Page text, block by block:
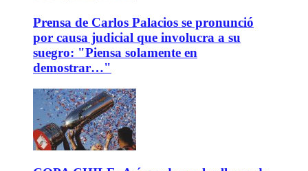
Prensa de Carlos Palacios se pronunció
por causa judicial que involucra a su
suegro: "Piensa solamente en
demostrar…"